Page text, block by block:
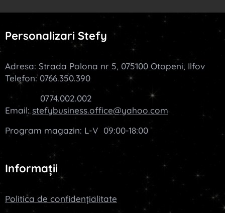
Personalizari Stefy
Adresa: Strada Polona nr 5, 075100 Otopeni, Ilfov
Telefon: 0766.350.390
0774.002.002
Email: stefybusiness.office@yahoo.com
Program magazin: L-V 09:00-18:00
Informații
Politica de confidențialitate